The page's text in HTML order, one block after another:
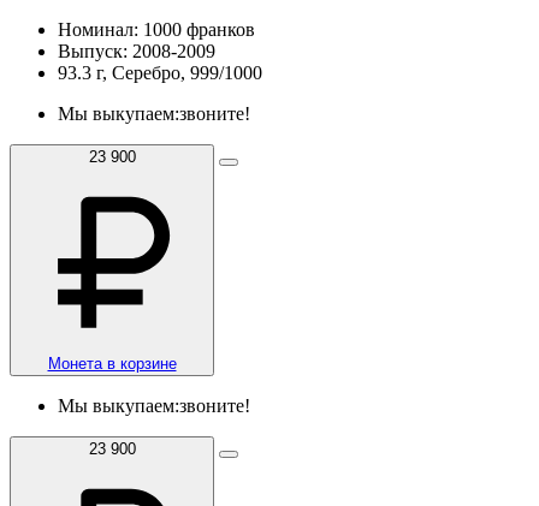
Номинал: 1000 франков
Выпуск: 2008-2009
93.3 г, Серебро, 999/1000
Мы выкупаем:звоните!
23 900
Монета в корзине
Мы выкупаем:звоните!
23 900